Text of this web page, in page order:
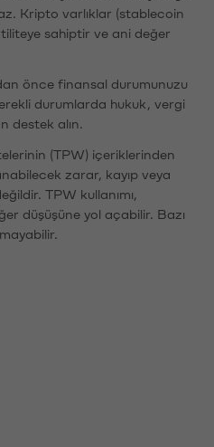
Kripto varlıklar (stablecoin
sahiptir ve ani değer
önce finansal durumunuzu
durumlarda hukuk, vergi
destek alın.
(TPW) içeriklerinden
zarar, kayıp veya
TPW kullanımı,
düşüşüne yol açabilir. Bazı